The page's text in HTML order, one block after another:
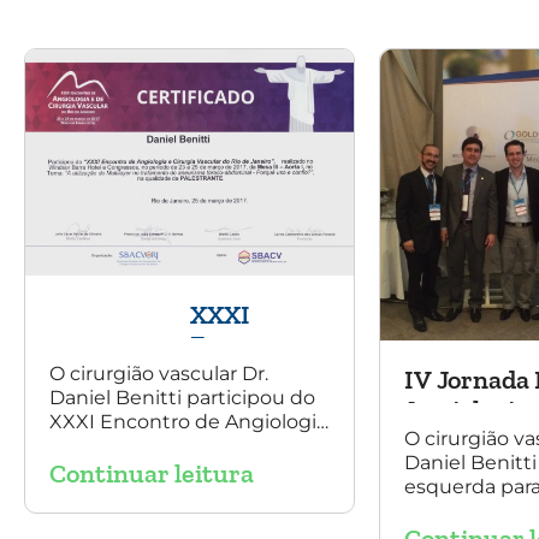
XXXI
Encontro
de
Angiologia
e Cirurgia
Vascular do
Janeiro
O cirurgião vascular Dr.
Daniel Benitti participou do
XXXI Encontro de Angiologia
Janeiro e palestrou sobre a
multilayer no tratamento de
Continuar leitura
IV Jornada
Angiologia
Vascular,
O cirurgião
Daniel
esquerda